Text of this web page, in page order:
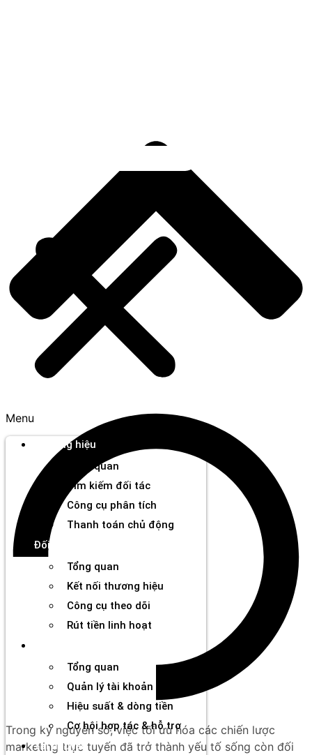
Menu
Thương hiệu
Tổng quan
Tìm kiếm đối tác
Công cụ phân tích
Thanh toán chủ động
Đối tác
Tổng quan
Kết nối thương hiệu
Công cụ theo dõi
Rút tiền linh hoạt
Tổng quan
Quản lý tài khoản & đối tác
Hiệu suất & dòng tiền
Cơ hội hợp tác & hỗ trợ
Tài nguyên
Trong kỷ nguyên số, việc tối ưu hóa các chiến lược
marketing trực tuyến đã trở thành yếu tố sống còn đối